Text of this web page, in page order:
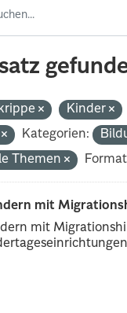
Kinder
Kategorien:
Themen
mit
mit